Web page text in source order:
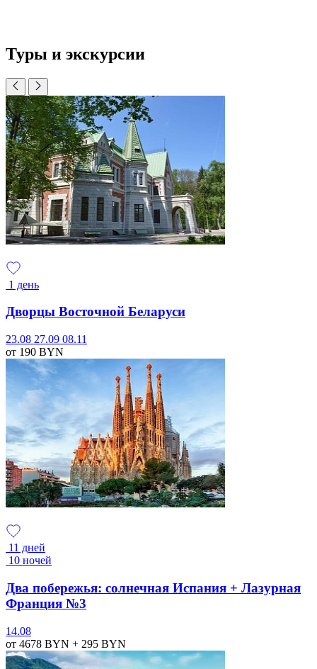
Туры и экскурсии
1 день
Дворцы Восточной Беларуси
23.08 27.09 08.11
от 190 BYN
11 дней
10 ночей
Два побережья: солнечная Испания + Лазурная
Франция №3
14.08
от 4678 BYN + 295 BYN